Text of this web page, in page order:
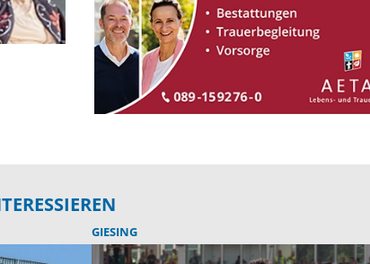
GIESING